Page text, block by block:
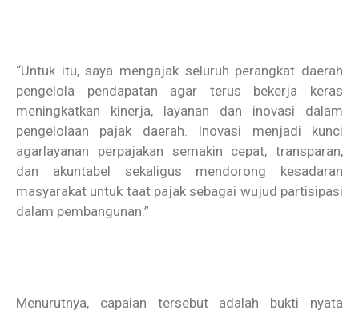
“Untuk itu, saya mengajak seluruh perangkat daerah
pengelola pendapatan agar terus bekerja keras
meningkatkan kinerja, layanan dan inovasi dalam
pengelolaan pajak daerah. Inovasi menjadi kunci
agarlayanan perpajakan semakin cepat, transparan,
dan akuntabel sekaligus mendorong kesadaran
masyarakat untuk taat pajak sebagai wujud partisipasi
dalam pembangunan.”
Menurutnya, capaian tersebut adalah bukti nyata